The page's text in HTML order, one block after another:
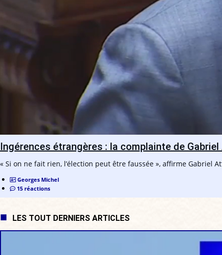
Ingérences étrangères : la complainte de
« Si on ne fait rien, l’élection peut être faussée », affirme Gabriel
Georges Michel
15 réactions
LES TOUT DERNIERS ARTICLES